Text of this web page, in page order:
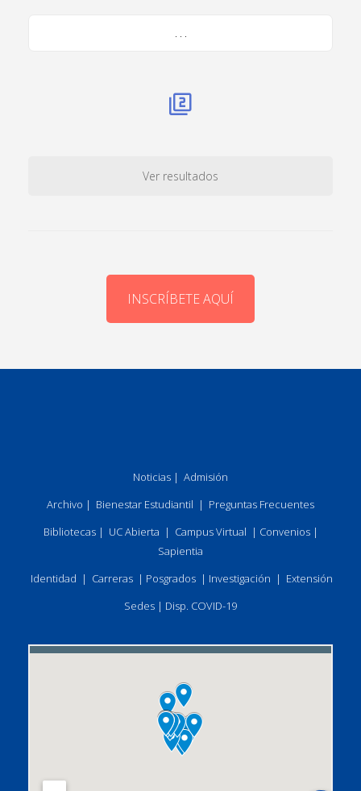
. . .
Ver resultados
INSCRÍBETE AQUÍ
Noticias | Admisión
Archivo | Bienestar Estudiantil | Preguntas Frecuentes
Bibliotecas| UC Abierta | Campus Virtual | Convenios|
Sapientia
Identidad | Carreras | Posgrados | Investigación | Extensión
Sedes | Disp. COVID-19